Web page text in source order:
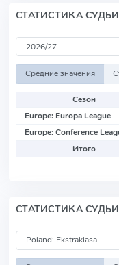
СТАТИСТИКА
Средние значения
Сезон
Europe: Europa League
Europe: Conference
Итого
СТАТИСТИКА